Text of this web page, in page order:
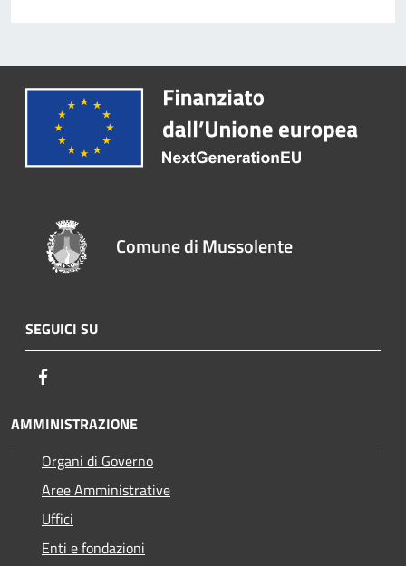
Comune di Mussolente
SEGUICI SU
AMMINISTRAZIONE
Organi di Governo
Aree Amministrative
Uffici
Enti e fondazioni